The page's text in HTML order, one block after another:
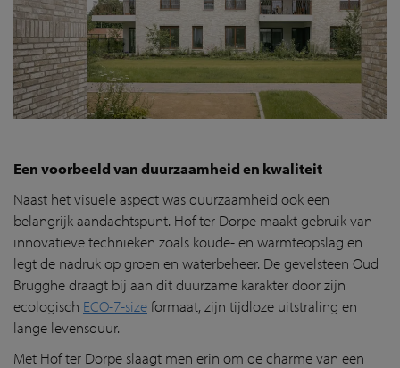
Een voorbeeld van duurzaamheid en kwaliteit
Naast het visuele aspect was duurzaamheid ook een
belangrijk aandachtspunt. Hof ter Dorpe maakt gebruik van
innovatieve technieken zoals koude- en warmteopslag en
legt de nadruk op groen en waterbeheer. De gevelsteen Oud
Brugghe draagt bij aan dit duurzame karakter door zijn
ecologisch ECO-7-sizeformaat, zijn tijdloze uitstraling en
lange levensduur.
Met Hof ter Dorpe slaagt men erin om de charme van een